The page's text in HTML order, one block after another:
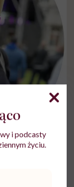
kręgosłupa, ma
prywatne
–
i podcasty
życiu.